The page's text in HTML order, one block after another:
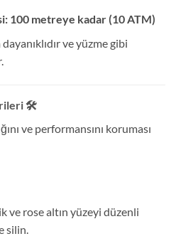
100 metreye kadar (10 ATM)
ve yüzme gibi
🛠️
ve performansını koruması
ve rose altın yüzeyi düzenli
silin.